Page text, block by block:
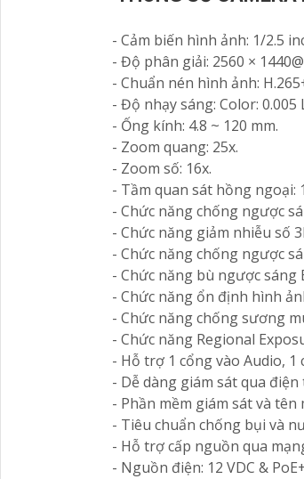
- Cảm biến hình ảnh: 1/2.5
- Độ phân giải: 2560 ×
- Chuẩn nén hình ảnh:
- Độ nhạy sáng: Color: 0.005
- Ống kính: 4.8 ~ 120 mm.
- Zoom quang: 25x.
- Zoom số: 16x.
- Tầm quan sát hồng ngoại:
- Chức năng chống ngược
- Chức năng giảm nhiễu số
- Chức năng chống ngược
- Chức năng bù ngược sáng
- Chức năng ổn định hình
- Chức năng chống sương
- Chức năng Regional
- Hỗ trợ 1 cổng vào Audio, 1
- Dễ dàng giám sát qua
- Phần mềm giám sát và
- Tiêu chuẩn chống bụi và
- Hỗ trợ cấp nguồn qua
- Nguồn điện: 12 VDC &